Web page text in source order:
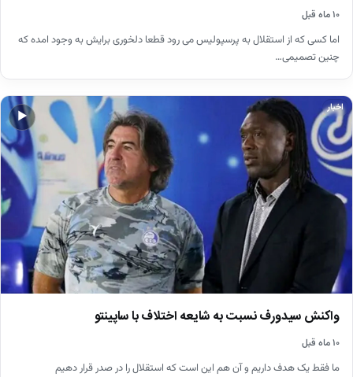
۱۰ ماه قبل
اما کسی که از استقلال به پرسپولیس می رود قطعا دلخوری برایش به وجود امده که
چنین تصمیمی…
▶
اخبار
واکنش سیدورف نسبت به شایعه اختلاف با ساپینتو
۱۰ ماه قبل
ما فقط یک هدف داریم و آن هم این است که استقلال را در صدر قرار دهیم